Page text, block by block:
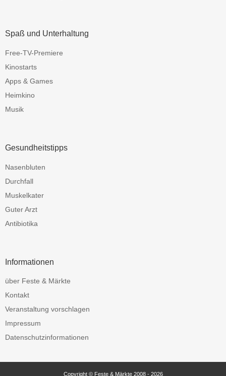
Spaß und Unterhaltung
Free-TV-Premiere
Kinostarts
Apps & Games
Heimkino
Musik
Gesundheitstipps
Nasenbluten
Durchfall
Muskelkater
Guter Arzt
Antibiotika
Informationen
über Feste & Märkte
Kontakt
Veranstaltung vorschlagen
Impressum
Datenschutzinformationen
Copyright © Feste & Märkte 2008 - 2026